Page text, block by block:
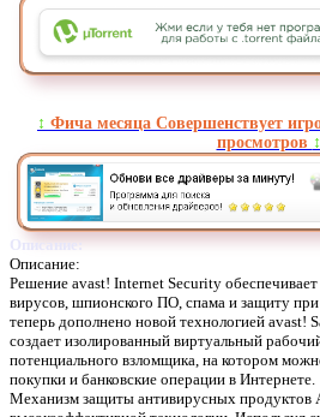
↕️ Фича месяца Совершенствует
просмотров ↕️
Описание:
Описание:
Решение avast! Internet Security
вирусов, шпионского ПО, спама и защиту
теперь дополнено новой технологией avast!
создает изолированный виртуальный
потенциального взломщика, на котором
покупки и банковские операции в Интернете.
Механизм защиты антивирусных продуктов